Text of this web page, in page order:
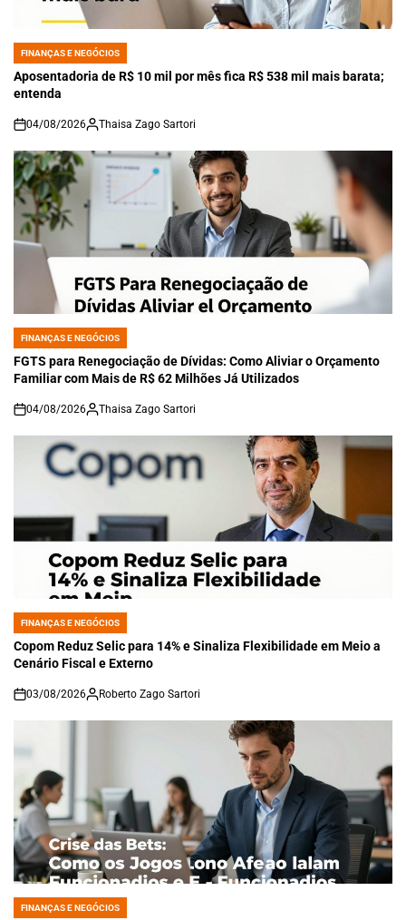
POSTED
IN
FINANÇAS E NEGÓCIOS
Aposentadoria de R$ 10 mil por mês fica R$ 538 mil mais barata;
entenda
on
04/08/2026 Thaisa Zago Sartori
POSTED
IN
FINANÇAS E NEGÓCIOS
FGTS para Renegociação de Dívidas: Como Aliviar o Orçamento
Familiar com Mais de R$ 62 Milhões Já Utilizados
on
04/08/2026 Thaisa Zago Sartori
POSTED
IN
FINANÇAS E NEGÓCIOS
Copom Reduz Selic para 14% e Sinaliza Flexibilidade em Meio a
Cenário Fiscal e Externo
on
03/08/2026 Roberto Zago Sartori
POSTED
FINANÇAS E NEGÓCIOS